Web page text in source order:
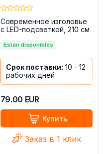
Современное изголовье
с LED-подсветкой, 210 см
Están disponibles
Срок поставки: 10 - 12
рабочих дней
79.00 EUR
Купить
Заказ в 1 клик